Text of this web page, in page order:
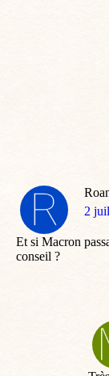
dit
2
Et si Macron
conseil ?